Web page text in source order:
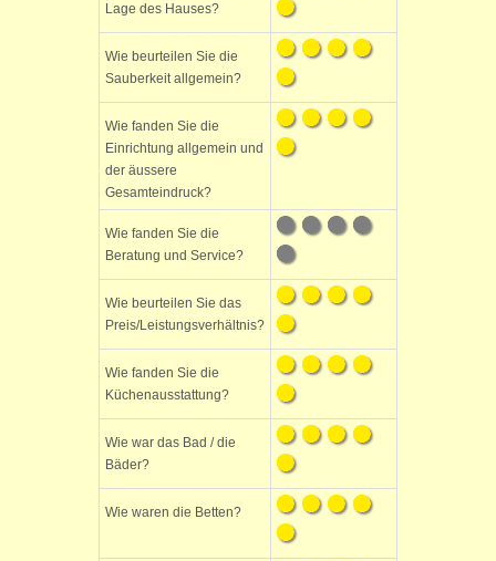
Lage des Hauses?
Wie beurteilen Sie die
Sauberkeit allgemein?
Wie fanden Sie die
Einrichtung allgemein und
der äussere
Gesamteindruck?
Wie fanden Sie die
Beratung und Service?
Wie beurteilen Sie das
Preis/Leistungsverhältnis?
Wie fanden Sie die
Küchenausstattung?
Wie war das Bad / die
Bäder?
Wie waren die Betten?